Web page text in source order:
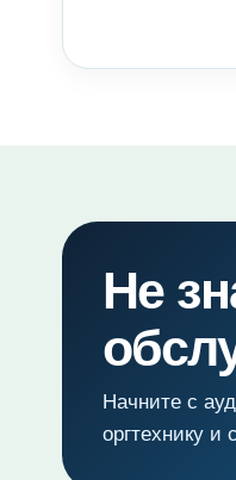
Не
Начните с
оргтехнику и